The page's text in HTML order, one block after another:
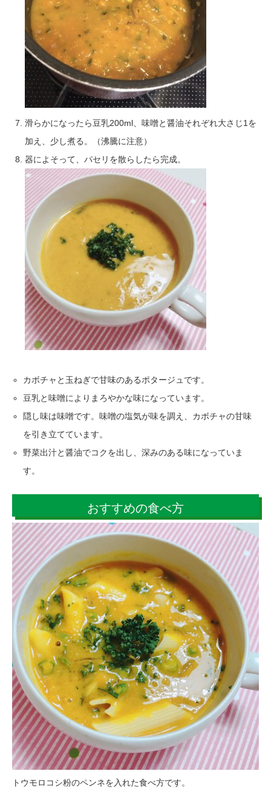
滑らかになったら豆乳200ml、味噌と醤油それぞれ大さじ1を
加え、少し煮る。（沸騰に注意）
器によそって、パセリを散らしたら完成。
カボチャと玉ねぎで甘味のあるポタージュです。
豆乳と味噌によりまろやかな味になっています。
隠し味は味噌です。味噌の塩気が味を調え、カボチャの甘味
を引き立てています。
野菜出汁と醤油でコクを出し、深みのある味になっていま
す。
おすすめの食べ方
トウモロコシ粉のペンネを入れた食べ方です。